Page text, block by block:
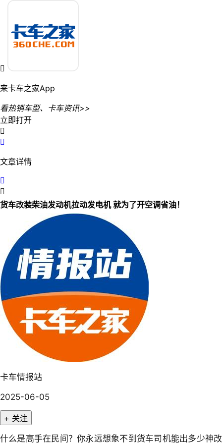

来卡车之家App
看热销车型、卡车资讯>>
立即打开


文章详情


货车改装柴油发动机拉动发电机 就为了开空调省油！
卡车情报站
2025-06-05
+ 关注
什么是高手在民间？你永远想象不到货车司机能出多少神改